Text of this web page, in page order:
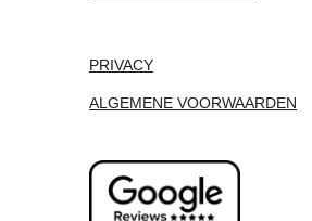
PRIVACY
ALGEMENE VOORWAARDEN